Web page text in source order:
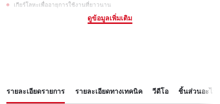
เกียร์โลหะเพื่ออายุการใช้งานที่ยาวนาน
ดูข้อมูลเพิ่มเติม
รายละเอียดรายการ รายละเอียดทางเทคนิค วีดีโอ ชิ้นส่วนอะไห